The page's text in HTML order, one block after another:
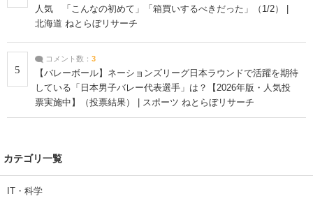
人気 「こんなの初めて」「箱買いするべきだった」（1/2） |
北海道 ねとらぼリサーチ
5
コメント数： 3
【バレーボール】ネーションズリーグ日本ラウンドで活躍を期待
している「日本男子バレー代表選手」は？【2026年版・人気投
票実施中】（投票結果） | スポーツ ねとらぼリサーチ
カテゴリ一覧
IT・科学